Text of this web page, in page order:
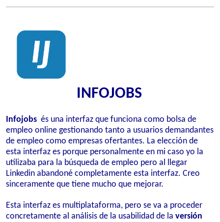
INFOJOBS
Infojobs és una interfaz que funciona como bolsa de
empleo online gestionando tanto a usuarios demandantes
de empleo como empresas ofertantes. La elección de
esta interfaz es porque personalmente en mi caso yo la
utilizaba para la búsqueda de empleo pero al llegar
Linkedin abandoné completamente esta interfaz. Creo
sinceramente que tiene mucho que mejorar.
Esta interfaz es multiplataforma, pero se va a proceder
concretamente al análisis de la usabilidad de la versión